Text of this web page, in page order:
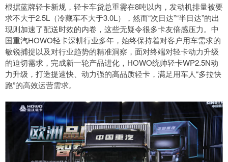
根据蓝牌轻卡新规，轻卡车货总重需在8吨以内，发动机排量被要
求不大于2.5L（冷藏车不大于3.0L），然而“次日达”“半日达”的出
现则加速了配送时效的内卷，这些无疑令很多卡友倍感压力。中
国重汽HOWO轻卡深耕行业多年，始终保持着对客户用车需求的
敏锐捕捉以及对行业趋势的精准洞察，面对终端对轻卡动力升级
的迫切需求，完成新一轮产品进化，HOWO统帅轻卡WP2.5N动
力升级，打造提速快、动力强的高品质轻卡，满足用车人“多拉快
跑”的高效运营需求。